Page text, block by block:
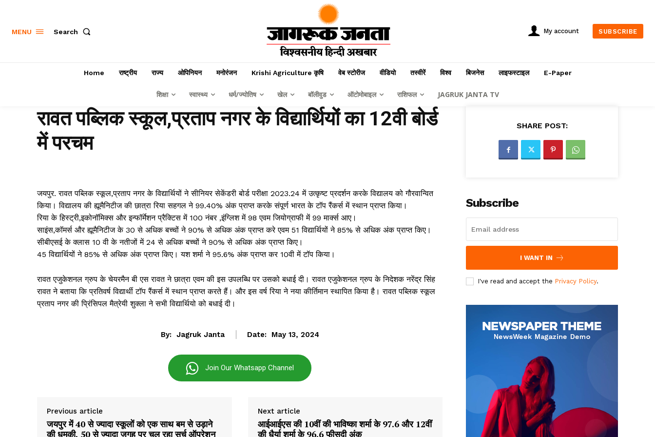
MENU Search My account SUBSCRIBE
Home राष्ट्रीय राज्य ओपिनियन मनोरंजन Krishi Agriculture कृषि वेब स्टोरीज वीडियो तस्वीरें विश्व बिजनेस लाइफस्टाइल E-Paper
शिक्षा स्वास्थ्य धर्म/ज्योतिष खेल बॉलीवुड ऑटोमोबाइल राशिफल JAGRUK JANTA TV
रावत पब्लिक स्कूल,प्रताप नगर के विद्यार्थियों का 12वी बोर्ड
में परचम
जयपुर. रावत पब्लिक स्कूल,प्रताप नगर के विद्यार्थियों ने सीनियर सेकेंडरी बोर्ड परीक्षा 2023.24 में उत्कृष्ट प्रदर्शन करके विद्यालय को गौरवान्वित
किया। विद्यालय की ह्यूमैनिटीज की छात्रा रिया सहगल ने 99.40% अंक प्राप्त करके संपूर्ण भारत के टॉप रैंकर्स में स्थान प्राप्त किया।
रिया के हिस्ट्री,इकोनॉमिक्स और इन्फॉर्मेशन प्रैक्टिस में 100 नंबर ,इंग्लिश में 98 एवम जियोग्राफी में 99 मार्क्स आए।
साइंस,कॉमर्स और ह्यूमैनिटीज के 30 से अधिक बच्चों ने 90% से अधिक अंक प्राप्त करे एवम 51 विद्यार्थियों ने 85% से अधिक अंक प्राप्त किए।
सीबीएसई के क्लास 10 वी के नतीजों में 24 से अधिक बच्चों ने 90% से अधिक अंक प्राप्त किए।
45 विद्यार्थियों ने 85% से अधिक अंक प्राप्त किए। यश शर्मा ने 95.6% अंक प्राप्त कर 10वी में टॉप किया।
रावत एजुकेशनल ग्रुप के चेयरमैन बी एस रावत ने छात्रा एवम की इस उपलब्धि पर उसको बधाई दी। रावत एजुकेशनल ग्रुप के निदेशक नरेंद्र सिंह
रावत ने बताया कि प्रतिवर्ष विद्यार्थी टॉप रैंकर्स में स्थान प्राप्त करते हैं। और इस वर्ष रिया ने नया कीर्तिमान स्थापित किया है। रावत पब्लिक स्कूल
प्रताप नगर की प्रिंसिपल मैत्रेयी शुक्ला ने सभी विद्यार्थियो को बधाई दी।
By: Jagruk Janta Date: May 13, 2024
Join Our Whatsapp Channel
Previous article
जयपुर में 40 से ज्यादा स्कूलों को एक साथ बम से उड़ाने
की धमकी, 50 से ज्यादा जगह पर चल रहा सर्च ऑपरेशन
Next article
आईआईएस की 10वीं की भाविष्का शर्मा के 97.6 और 12वीं
की धैर्या शर्मा के 96.6 फीसदी अंक
SHARE POST:
Subscribe
I WANT IN
I've read and accept the Privacy Policy.